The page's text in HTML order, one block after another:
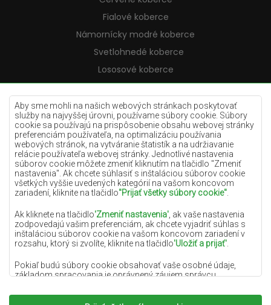
Aby sme mohli na našich webových stránkach poskytovať
služby na najvyššej úrovni, používame súbory cookie. Súbory
cookie sa používajú na prispôsobenie obsahu webovej stránky
preferenciám používateľa, na optimalizáciu používania
webových stránok, na vytváranie štatistík a na udržiavanie
relácie používateľa webovej stránky. Jednotlivé nastavenia
súborov cookie môžete zmeniť kliknutím na tlačidlo "Zmeniť
nastavenia". Ak chcete súhlasiť s inštaláciou súborov cookie
všetkých vyššie uvedených kategórií na vašom koncovom
zariadení, kliknite na tlačidlo"Prijať všetky súbory cookie"
Ak kliknete na tlačidlo'Zmeniť nastavenia' , ak vaše nastavenia
zodpovedajú vašim preferenciám, ak chcete vyjadriť súhlas s
inštaláciou súborov cookie na vašom koncovom zariadení v
rozsahu, ktorý si zvolíte, kliknite na tlačidlo'Uložiť a prijať'
Pokiaľ budú súbory cookie obsahovať vaše osobné údaje,
základom spracovania je oprávnený záujem správcu
podobe poskytovania vysokokvalitných služieb na našej
Fialové koberce
Námornícky modré koberce
Svetlohnedé koberce
Lososové koberce
Krémové koberce
Lilac koberce
Žlté koberce
Mätové koberce
Modré koberce
Oranžové koberce
Ružové koberce
Šedé koberce
Terakotové koberce
Zelené koberce
Zlaté koberce